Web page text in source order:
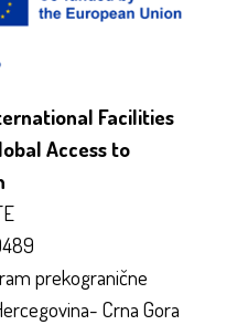
Facilities
Access to
prekogranične
Crna Gora